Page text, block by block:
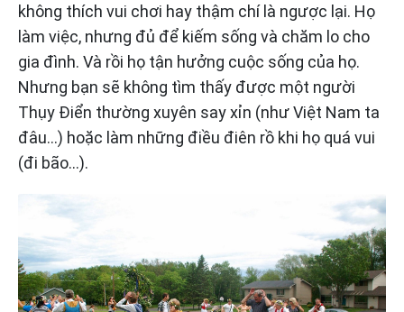
không thích vui chơi hay thậm chí là ngược lại. Họ
làm việc, nhưng đủ để kiếm sống và chăm lo cho
gia đình. Và rồi họ tận hưởng cuộc sống của họ.
Nhưng bạn sẽ không tìm thấy được một người
Thụy Điển thường xuyên say xỉn (như Việt Nam ta
đâu…) hoặc làm những điều điên rồ khi họ quá vui
(đi bão…).